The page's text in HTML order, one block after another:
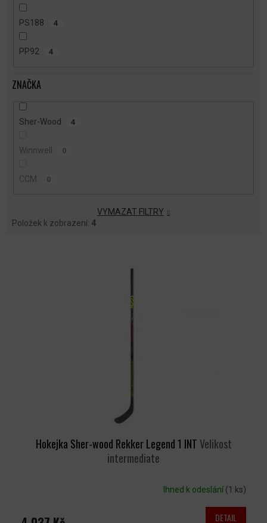
PS188 4
PP92 4
ZNAČKA
Sher-Wood 4
Winnwell 0
CCM 0
VYMAZAT FILTRY
Položek k zobrazení: 4
Hokejka Sher-wood Rekker Legend 1 INT Velikost
intermediate
Ihned k odeslání (1 ks)
DETAIL